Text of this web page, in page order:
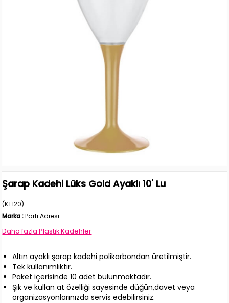
Şarap Kadehi Lüks Gold Ayaklı 10' Lu
(KT120)
Marka : Parti Adresi
Daha fazlaPlastik Kadehler
Altın ayaklı şarap kadehi polikarbondan üretilmiştir.
Tek kullanımlıktır.
Paket içerisinde 10 adet bulunmaktadır.
Şık ve kullan at özelliği sayesinde düğün,davet veya
organizasyonlarınızda servis edebilirsiniz.